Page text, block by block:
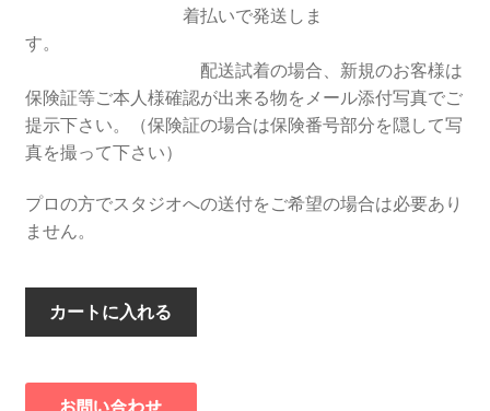
着払いで発送しま
す。
配送試着の場合、新規のお客様は
保険証等ご本人様確認が出来る物をメール添付写真でご
提示下さい。（保険証の場合は保険番号部分を隠して写
真を撮って下さい）
プロの方でスタジオへの送付をご希望の場合は必要あり
ません。
カートに入れる